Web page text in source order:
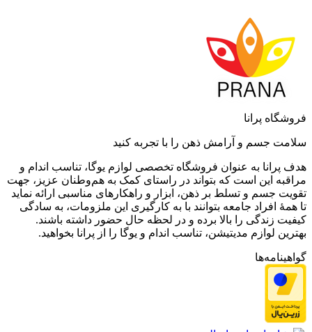
فروشگاه پرانا
سلامت جسم و آرامش ذهن را با تجربه کنید
هدف پرانا به عنوان فروشگاه تخصصی لوازم یوگا، تناسب اندام و
مراقبه این است که بتواند در راستای کمک به هم‌وطنان عزیز، جهت
تقویت جسم و تسلط بر ذهن، ابزار و راهکارهای مناسبی ارائه نماید
تا همۀ افراد جامعه بتوانند با به کارگیری این ملزومات، به سادگی
کیفیت زندگی را بالا برده و در لحظه حال حضور داشته باشند.
بهترین لوازم مدیتیشن، تناسب اندام و یوگا را از پرانا بخواهید.
گواهینامه‌ها